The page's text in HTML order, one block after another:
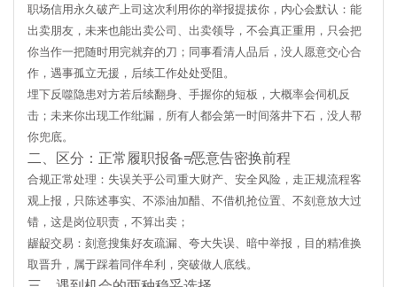
职场信用永久破产上司这次利用你的举报提拔你，内心会默认： 能
出卖朋友，未来也能出卖公司、出卖领导 ，不会真正重用，只会把
你当作一把随时用完就弃的刀；同事看清人品后，没人愿意交心合
作，遇事孤立无援，后续工作处处受阻。
埋下反噬隐患对方若后续翻身、手握你的短板，大概率会伺机反
击；未来你出现工作纰漏，所有人都会第一时间落井下石，没人帮
你兜底。
二、区分：正常履职报备≠恶意告密换前程
合规正常处理 ：失误关乎公司重大财产、安全风险，走正规流程客
观上报，只陈述事实、不添油加醋、不借机抢位置、不刻意放大过
错，这是岗位职责，不算出卖；
龌龊交易 ：刻意搜集好友疏漏、夸大失误、暗中举报，目的精准换
取晋升，属于踩着同伴牟利，突破做人底线。